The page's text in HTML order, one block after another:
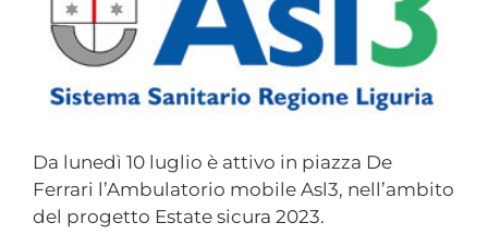
Da lunedì 10 luglio è attivo in piazza De
Ferrari l’Ambulatorio mobile Asl3, nell’ambito
del progetto Estate sicura 2023.